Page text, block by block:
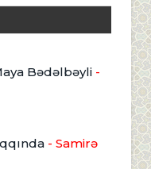
Bədəlbəyli -
- Samirə